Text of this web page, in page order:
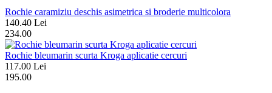
Rochie caramiziu deschis asimetrica si broderie multicolora
140.40 Lei
234.00
Rochie bleumarin scurta Kroga aplicatie cercuri
117.00 Lei
195.00